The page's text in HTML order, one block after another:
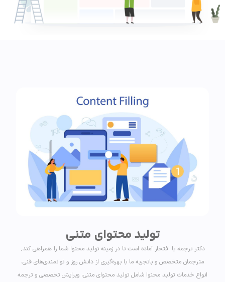
تولید محتوای متنی
دکتر ترجمه با افتخار آماده است تا در زمینه تولید محتوا شما را همراهی کند.
مترجمان متخصص و باتجربه ما با بهره‌گیری از دانش روز و توانمندی‌های فنی،
انواع خدمات تولید محتوا شامل تولید محتوای متنی، ویرایش تخصصی و ترجمه